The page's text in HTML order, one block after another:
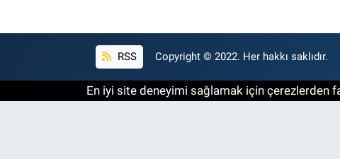
RSS Copyright © 2022. Her hakkı saklıdır.
En iyi site deneyimi sağlamak için çerezlerden